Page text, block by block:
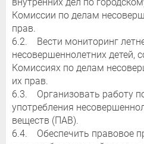
Комиссии по делам
прав.
6.2. Вести мониторинг
несовершеннолетних детей,
Комиссиях по делам
их прав.
6.3. Организовать работу
употребления
веществ (ПАВ).
6.4. Обеспечить правовое